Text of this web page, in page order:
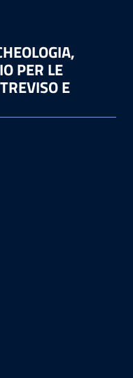
PER LE
E